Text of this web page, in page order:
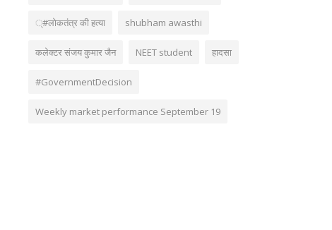
्#लोकतंत्र की हत्या shubham awasthi
कलेक्टर संजय कुमार जैन NEET student हादसा
#GovernmentDecision
Weekly market performance September 19